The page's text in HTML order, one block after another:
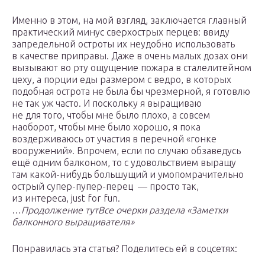
Именно в этом, на мой взгляд, заключается главный
практический минус сверхострых перцев: ввиду
запредельной остроты их неудобно использовать
в качестве приправы. Даже в очень малых дозах они
вызывают во рту ощущение пожара в сталелитейном
цеху, а порции еды размером с ведро, в которых
подобная острота не была бы чрезмерной, я готовлю
не так уж часто. И поскольку я выращиваю
не для того, чтобы мне было плохо, а совсем
наоборот, чтобы мне было хорошо, я пока
воздерживаюсь от участия в перечной «гонке
вооружений». Впрочем, если по случаю обзаведусь
ещё одним балконом, то с удовольствием выращу
там какой-нибудь большущий и умопомрачительно
острый супер-пупер-перец — просто так,
из интереса, just for fun.
…Продолжение тутВсе очерки раздела «Заметки
балконного выращивателя»
Понравилась эта статья? Поделитесь ей в соцсетях: